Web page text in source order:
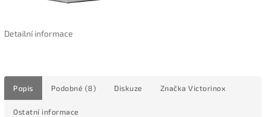
Detailní informace
Popis Podobné (8) Diskuze Značka Victorinox
Ostatní informace